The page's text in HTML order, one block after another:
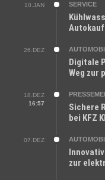
10.JAN SERVICE
26.DEZ
Digitale
Weg zur
18.DEZ
16:57
Sichere
bei KFZ
07.DEZ
zur